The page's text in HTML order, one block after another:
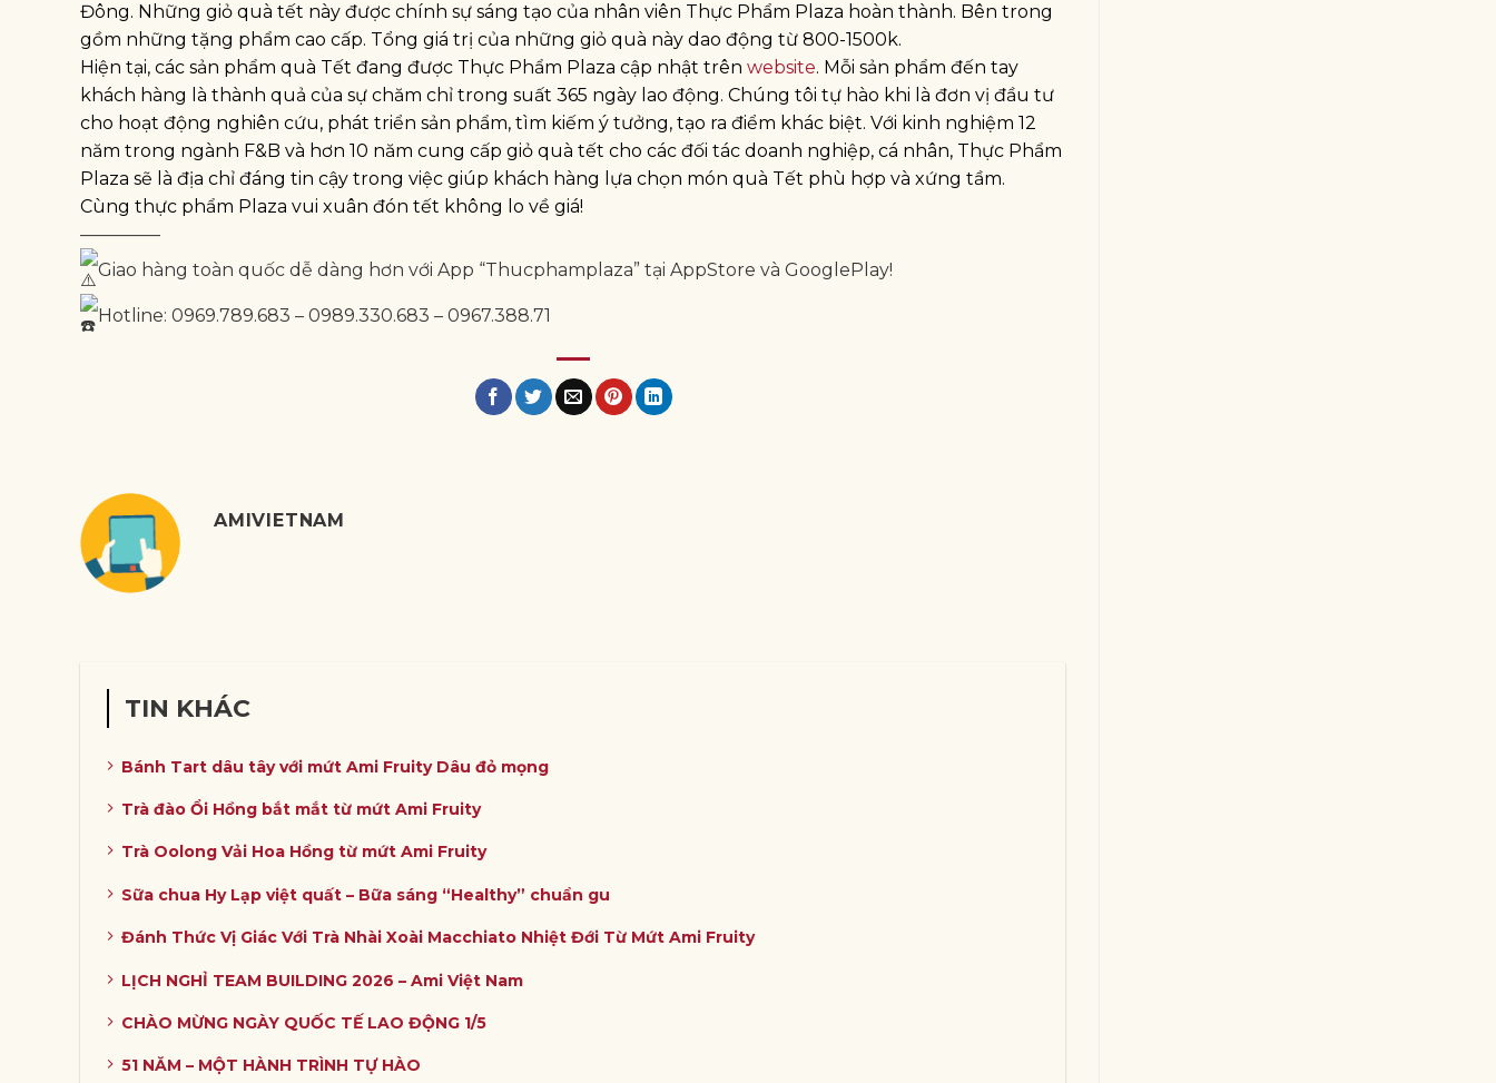
Đông. Những giỏ quà tết này được chính sự sáng tạo của nhân viên Thực Phẩm Plaza hoàn thành. Bên trong
gồm những tặng phẩm cao cấp. Tổng giá trị của những giỏ quà này dao động từ 800-1500k.
Hiện tại, các sản phẩm quà Tết đang được Thực Phẩm Plaza cập nhật trên website. Mỗi sản phẩm đến tay
khách hàng là thành quả của sự chăm chỉ trong suất 365 ngày lao động. Chúng tôi tự hào khi là đơn vị đầu tư
cho hoạt động nghiên cứu, phát triển sản phẩm, tìm kiếm ý tưởng, tạo ra điểm khác biệt. Với kinh nghiệm 12
năm trong ngành F&B và hơn 10 năm cung cấp giỏ quà tết cho các đối tác doanh nghiệp, cá nhân, Thực Phẩm
Plaza sẽ là địa chỉ đáng tin cậy trong việc giúp khách hàng lựa chọn món quà Tết phù hợp và xứng tầm.
Cùng thực phẩm Plaza vui xuân đón tết không lo về giá!
————–
Giao hàng toàn quốc dễ dàng hơn với App “Thucphamplaza” tại AppStore và GooglePlay!
Hotline: 0969.789.683 – 0989.330.683 – 0967.388.71
AMIVIETNAM
TIN KHÁC
Bánh Tart dâu tây với mứt Ami Fruity Dâu đỏ mọng
Trà đào Ổi Hồng bắt mắt từ mứt Ami Fruity
Trà Oolong Vải Hoa Hồng từ mứt Ami Fruity
Sữa chua Hy Lạp việt quất – Bữa sáng “Healthy” chuẩn gu
Đánh Thức Vị Giác Với Trà Nhài Xoài Macchiato Nhiệt Đới Từ Mứt Ami Fruity
LỊCH NGHỈ TEAM BUILDING 2026 – Ami Việt Nam
CHÀO MỪNG NGÀY QUỐC TẾ LAO ĐỘNG 1/5
51 NĂM – MỘT HÀNH TRÌNH TỰ HÀO